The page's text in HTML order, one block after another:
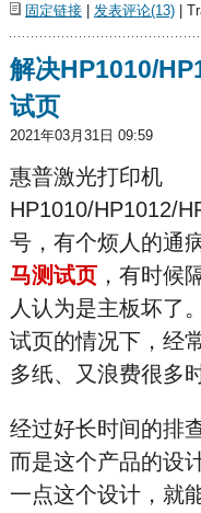
固定链接| 发表评论(13)|
解决HP1010/
试页
2021年03月31日 09:59
惠普激光打印机
HP1010/HP1012/
号，有个烦人的通
马测试页，有时候
人认为是主板坏了
试页的情况下，经
多纸、又浪费很多
经过好长时间的排
而是这个产品的设
一点这个设计，就